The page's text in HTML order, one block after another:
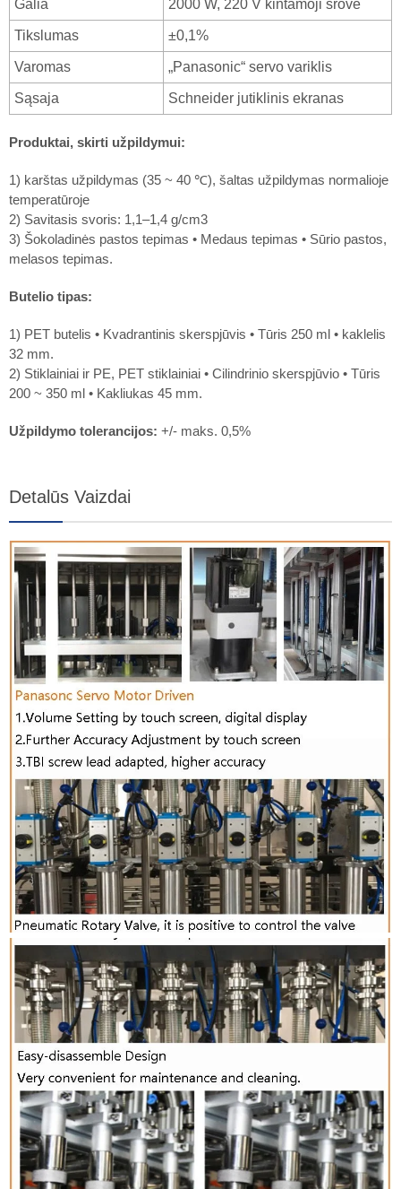
Galia 2000 W, 220 V kintamoji srovė
Tikslumas ±0,1%
Varomas „Panasonic“ servo variklis
Sąsaja Schneider jutiklinis ekranas
Produktai, skirti užpildymui:
1) karštas užpildymas (35 ~ 40 ℃), šaltas užpildymas normalioje
temperatūroje
2) Savitasis svoris: 1,1–1,4 g/cm3
3) Šokoladinės pastos tepimas • Medaus tepimas • Sūrio pastos,
melasos tepimas.
Butelio tipas:
1) PET butelis • Kvadrantinis skerspjūvis • Tūris 250 ml • kaklelis
32 mm.
2) Stiklainiai ir PE, PET stiklainiai • Cilindrinio skerspjūvio • Tūris
200 ~ 350 ml • Kakliukas 45 mm.
Užpildymo tolerancijos: +/- maks. 0,5%
Detalūs Vaizdai